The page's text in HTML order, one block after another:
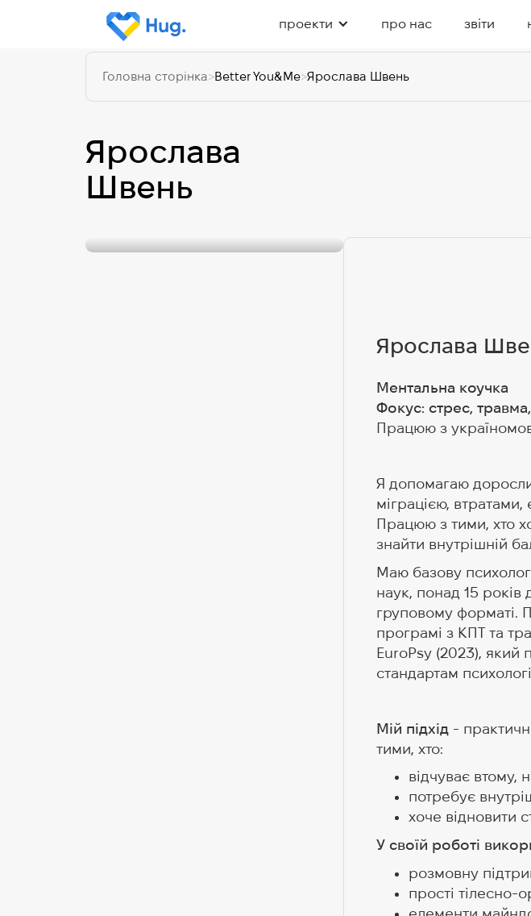
проекти про нас звіти
Головна сторінка>Better You&Me>Ярослава Швень
Ярослава
Швень
Ярослава
Ментальна коучка
Фокус: стрес,
Працюю з
Я допомагаю
міграцією,
Працюю з тими, хто
знайти внутрішній
Маю базову
наук, понад 15 років
груповому форматі.
програмі з КПТ та
EuroPsy (2023), який
стандартам
Мій підхід -
тими, хто:
відчуває втому,
потребує
хоче відновити
У своїй роботі
розмовну
прості тілесно-